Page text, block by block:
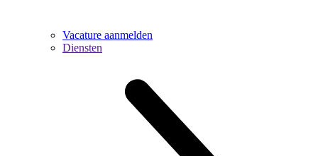
Vacature aanmelden
Diensten